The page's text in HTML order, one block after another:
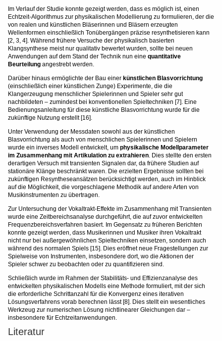
Im Verlauf der Studie konnte gezeigt werden, dass es möglich ist, einen
Echtzeit-Algorithmus zur physikalischen Modellierung zu formulieren, der die
von realen und künstlichen Bläserinnen und Bläsern erzeugten
Wellenformen einschließlich Tonübergängen präzise resynthetisieren kann
[2, 3, 4]. Während frühere Versuche der physikalisch basierten
Klangsynthese meist nur qualitativ bewertet wurden, sollte bei neuen
Anwendungen auf dem Stand der Technik nun eine quantitative
Beurteilung angestrebt werden.
Darüber hinaus ermöglichte der Bau einer künstlichen Blasvorrichtung
(einschließlich einer künstlichen Zunge) Experimente, die die
Klangerzeugung menschlicher Spielerinnen und Spieler sehr gut
nachbildeten – zumindest bei konventionellen Spieltechniken [7]. Eine
Bedienungsanleitung für diese künstliche Blasvorrichtung wurde für die
zukünftige Nutzung erstellt [16].
Unter Verwendung der Messdaten sowohl aus der künstlichen
Blasvorrichtung als auch von menschlichen Spielerinnen und Spielern
wurde ein inverses Modell entwickelt, um physikalische Modellparameter
im Zusammenhang mit Artikulation zu extrahieren. Dies stellte den ersten
derartigen Versuch mit transienten Signalen dar, da frühere Studien auf
stationäre Klänge beschränkt waren. Die erzielten Ergebnisse sollten bei
zukünftigen Resyntheseansätzen berücksichtigt werden, auch im Hinblick
auf die Möglichkeit, die vorgeschlagene Methodik auf andere Arten von
Musikinstrumenten zu übertragen.
Zur Untersuchung der Vokaltrakt-Effekte im Zusammenhang mit Transienten
wurde eine Zeitbereichsanalyse durchgeführt, die auf zuvor entwickelten
Frequenzbereichsverfahren basiert. Im Gegensatz zu früheren Berichten
konnte gezeigt werden, dass Musikerinnen und Musiker ihren Vokaltrakt
nicht nur bei außergewöhnlichen Spieltechniken einsetzen, sondern auch
während des normalen Spiels [15]. Dies eröffnet neue Fragestellungen zur
Spielweise von Instrumenten, insbesondere dort, wo die Aktionen der
Spieler schwer zu beobachten oder zu quantifizieren sind.
Schließlich wurde im Rahmen der Stabilitäts- und Effizienzanalyse des
entwickelten physikalischen Modells eine Methode formuliert, mit der sich
die erforderliche Schrittanzahl für die Konvergenz eines iterativen
Lösungsverfahrens vorab berechnen lässt [8]. Dies stellt ein wesentliches
Werkzeug zur numerischen Lösung nichtlinearer Gleichungen dar –
insbesondere für Echtzeitanwendungen.
Literatur